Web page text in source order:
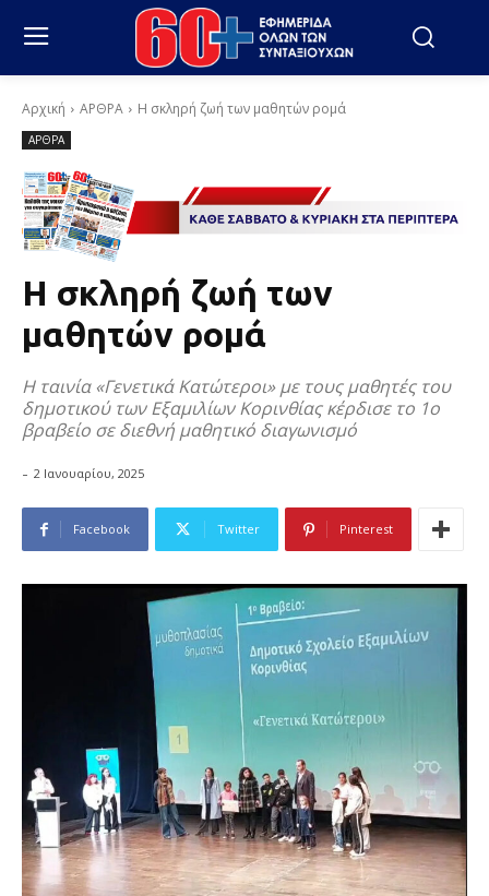
Αρχική ΑΡΘΡΑ Η σκληρή ζωή των μαθητών ρομά
ΑΡΘΡΑ
Η σκληρή ζωή των
μαθητών ρομά
Η ταινία «Γενετικά Κατώτεροι» με τους μαθητές του
δημοτικού των Εξαμιλίων Κορινθίας κέρδισε το 1ο
βραβείο σε διεθνή μαθητικό διαγωνισμό
- 2 Ιανουαρίου, 2025
Facebook Twitter Pinterest